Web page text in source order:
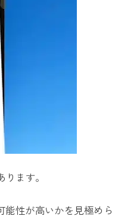
ます。
性が高いかを見極めら